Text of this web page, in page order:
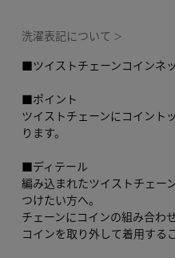
洗濯表記について ＞
■ツイストチェーンコインネ
■ポイント
ツイストチェーンにコイント
ります。
■ディテール
編み込まれたツイストチェー
つけたい方へ。
チェーンにコインの組み合わ
コインを取り外して着用する